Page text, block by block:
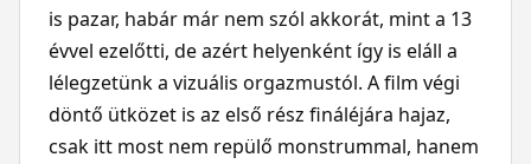
is pazar, habár már nem szól akkorát, mint a 13
évvel ezelőtti, de azért helyenként így is eláll a
lélegzetünk a vizuális orgazmustól. A film végi
döntő ütközet is az első rész fináléjára hajaz,
csak itt most nem repülő monstrummal, hanem